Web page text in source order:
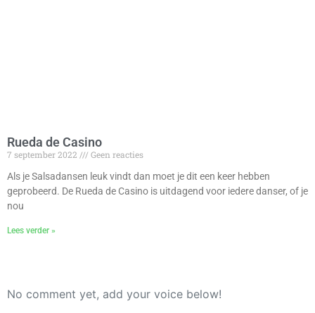
Rueda de Casino
7 september 2022
Geen reacties
Als je Salsadansen leuk vindt dan moet je dit een keer hebben
geprobeerd. De Rueda de Casino is uitdagend voor iedere danser, of je
nou
Lees verder »
No comment yet, add your voice below!